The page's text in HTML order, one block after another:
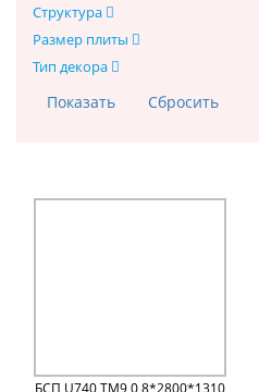
Структура
Размер плиты
Тип декора
БСП U740 TM9 0,8*2800*1310